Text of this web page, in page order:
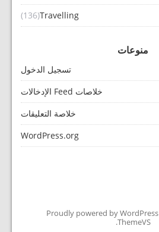
Travelling
(136)
منوعات
تسجيل الدخول
خلاصات Feed الإدخالات
خلاصة التعليقات
WordPress.org
Proudly powered by WordPress
ThemeVS
.